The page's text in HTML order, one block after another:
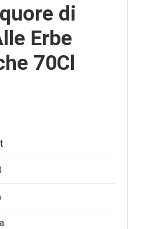
di
Erbe
70Cl